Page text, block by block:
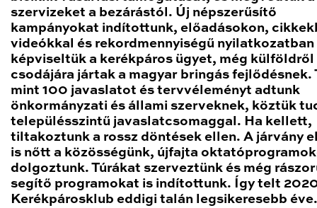
szervizeket a bezárástól. Új népszerűsítő
kampányokat indítottunk, előadásokon,
videókkal és rekordmennyiségű nyilatkozatban
képviseltük a kerékpáros ügyet, még külföldről
csodájára jártak a magyar bringás fejlődésnek.
mint 100 javaslatot és tervvéleményt adtunk
önkormányzati és állami szerveknek, köztük
településszintű javaslatcsomaggal. Ha kellett,
tiltakoztunk a rossz döntések ellen. A járvány
is nőtt a közösségünk, újfajta
dolgoztunk. Túrákat szerveztünk és még
segítő programokat is indítottunk. Így telt
Kerékpárosklub eddigi talán legsikeresebb éve.